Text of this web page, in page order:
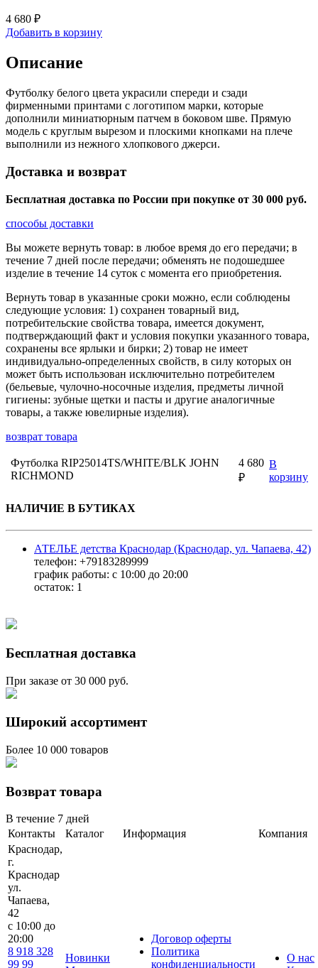
4 680 ₽
Добавить в корзину
Описание
Футболку белого цвета украсили спереди и сзади
фирменными принтами с логотипом марки, которые
дополнили миниатюрным патчем в боковом шве. Прямую
модель с круглым вырезом и плоскими кнопками на плече
выполнили из нежного хлопкового джерси.
Доставка и возврат
Бесплатная доставка по России при покупке от 30 000 pуб.
способы доставки
Вы можете вернуть товар: в любое время до его передачи; в
течение 7 дней после передачи; обменять не подошедшее
изделие в течение 14 суток с момента его приобретения.
Вернуть товар в указанные сроки можно, если соблюдены
следующие условия: 1) сохранен товарный вид,
потребительские свойства товара, имеется документ,
подтверждающий факт и условия покупки указанного товара,
сохранены все ярлыки и бирки; 2) товар не имеет
индивидуально-определенных свойств, в силу которых он
может быть использован исключительно потребителем
(бельевые, чулочно-носочные изделия, предметы личной
гигиены: зубные щетки и пасты и другие аналогичные
товары, а также ювелирные изделия).
возврат товара
Футболка RIP25014TS/WHITE/BLK JOHN
RICHMOND
4 680
₽
В
корзину
НАЛИЧИЕ В БУТИКАХ
АТЕЛЬЕ детства Краснодар (Краснодар, ул. Чапаева, 42)
телефон: +79183289999
график работы: с 10:00 до 20:00
остаток: 1
Бесплатная доставка
При заказе от 30 000 руб.
Широкий ассортимент
Более 10 000 товаров
Возврат товара
В течение 7 дней
Контакты
Каталог Информация
Компания
Краснодар,
г.
Краснодар
ул.
Чапаева,
42
с 10:00 до
20:00
8 918 328
99 99
Новинки
Договор оферты
Политика
конфиденциальности
О нас